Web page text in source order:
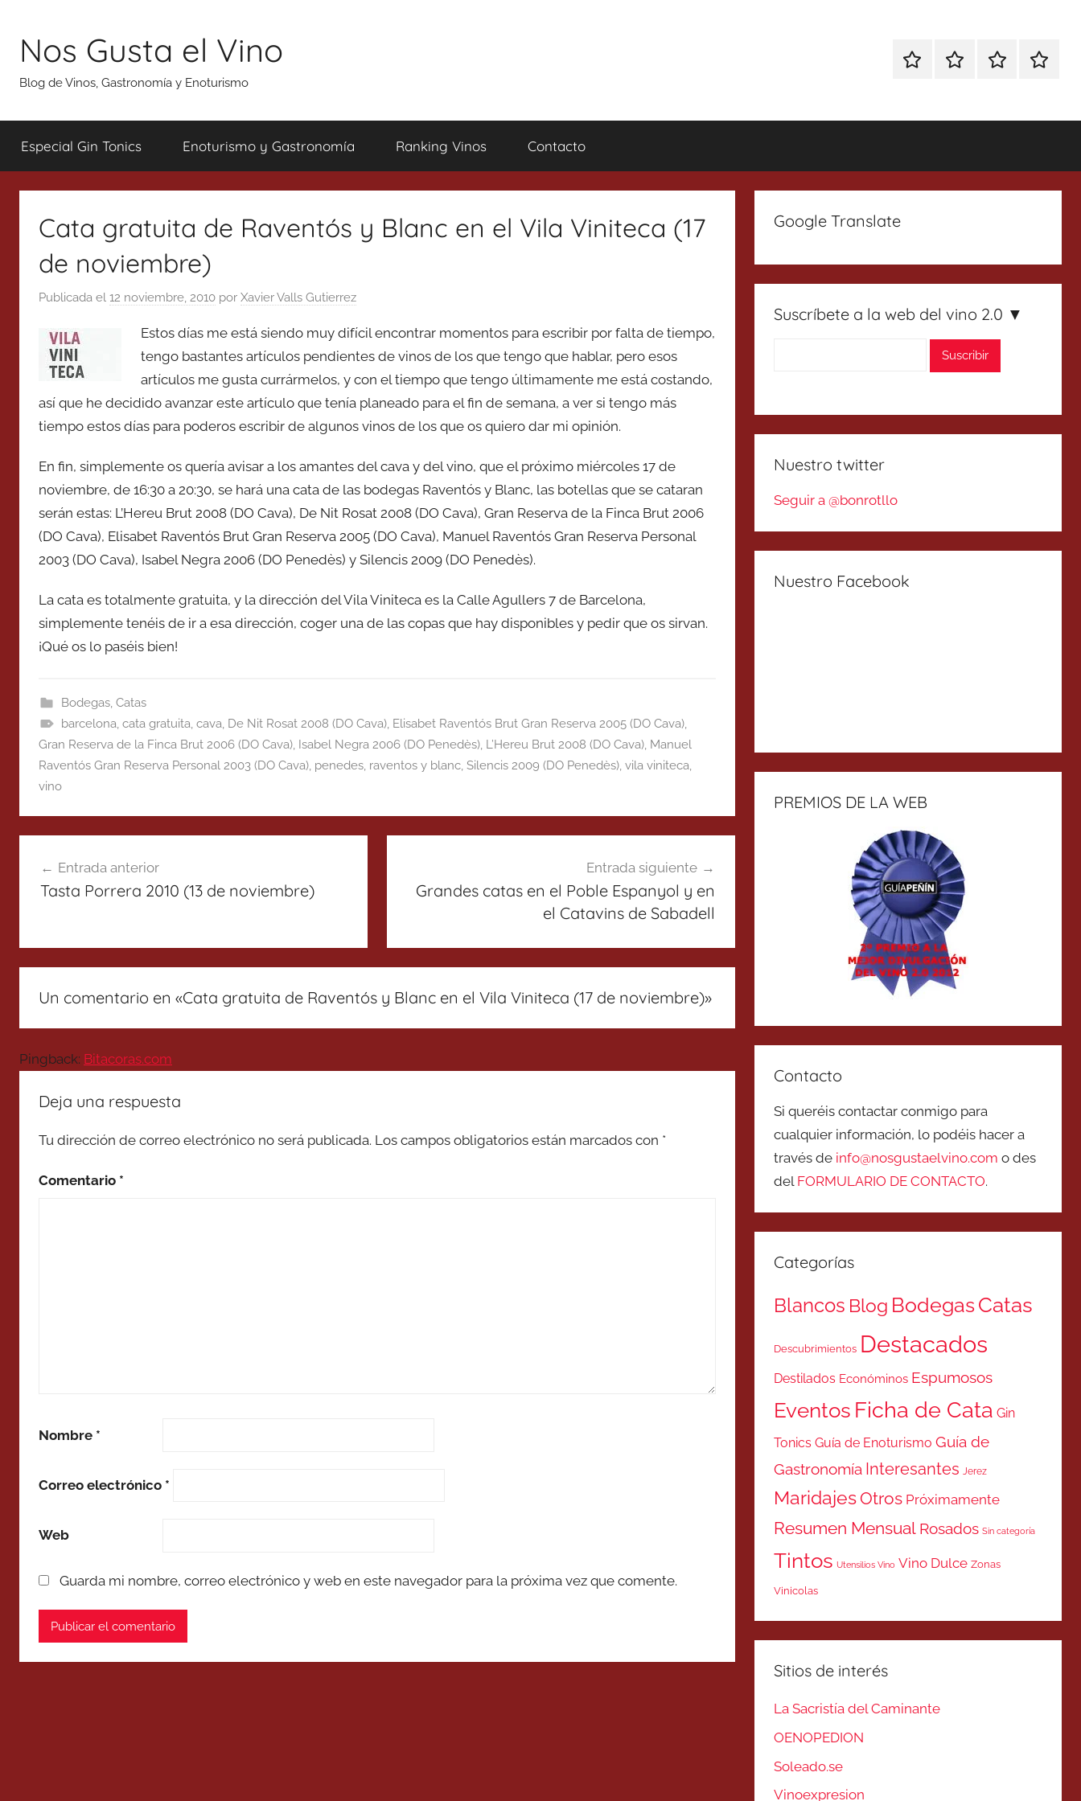
contenido
Nos Gusta el Vino
Blog de Vinos, Gastronomía y Enoturismo
EspecialEnoturismoRanking
Especial Gin Tonics Enoturismo y Gastronomía Ranking Vinos Contacto
Cata gratuita de Raventós y Blanc en el Vila Viniteca (17
de noviembre)
Publicada el 12 noviembre, 2010 por Xavier Valls Gutierrez
Estos días me está siendo muy difícil encontrar momentos para escribir por falta de tiempo,
tengo bastantes artículos pendientes de vinos de los que tengo que hablar, pero esos
artículos me gusta currármelos, y con el tiempo que tengo últimamente me está costando,
así que he decidido avanzar este artículo que tenía planeado para el fin de semana, a ver si tengo más
tiempo estos días para poderos escribir de algunos vinos de los que os quiero dar mi opinión.
En fin, simplemente os quería avisar a los amantes del cava y del vino, que el próximo miércoles 17 de
noviembre, de 16:30 a 20:30, se hará una cata de las bodegas Raventós y Blanc, las botellas que se cataran
serán estas: L’Hereu Brut 2008 (DO Cava), De Nit Rosat 2008 (DO Cava), Gran Reserva de la Finca Brut 2006
(DO Cava), Elisabet Raventós Brut Gran Reserva 2005 (DO Cava), Manuel Raventós Gran Reserva Personal
2003 (DO Cava), Isabel Negra 2006 (DO Penedès) y Silencis 2009 (DO Penedès).
La cata es totalmente gratuita, y la dirección del Vila Viniteca es la Calle Agullers 7 de Barcelona,
simplemente tenéis de ir a esa dirección, coger una de las copas que hay disponibles y pedir que os sirvan.
¡Qué os lo paséis bien!
Bodegas, Catas
barcelona, cata gratuita, cava, De Nit Rosat 2008 (DO Cava), Elisabet Raventós Brut Gran Reserva 2005 (DO Cava),
Gran Reserva de la Finca Brut 2006 (DO Cava), Isabel Negra 2006 (DO Penedès), L’Hereu Brut 2008 (DO Cava), Manuel
Raventós Gran Reserva Personal 2003 (DO Cava), penedes, raventos y blanc, Silencis 2009 (DO Penedès), vila viniteca,
vino
de
Entrada anterior
Tasta Porrera 2010 (13 de noviembre)
Entrada siguiente
Grandes catas en el Poble Espanyol y en
el Catavins de Sabadell
Un comentario en «Cata gratuita de Raventós y Blanc en el Vila Viniteca (17 de noviembre)»
Pingback: Bitacoras.com
Deja una respuesta
Tu dirección de correo electrónico no será publicada. Los campos obligatorios están marcados con *
Comentario *
Nombre *
Correo electrónico *
Web
Guarda mi nombre, correo electrónico y web en este navegador para la próxima vez que comente.
Google Translate
Suscríbete a la web del vino 2.0 ▼
Nuestro twitter
Seguir a @bonrotllo
Nuestro Facebook
PREMIOS DE LA WEB
Contacto
Si queréis contactar conmigo para
cualquier información, lo podéis hacer a
través de info@nosgustaelvino.com o des
del FORMULARIO DE CONTACTO.
Categorías
Blancos Blog BodegasCatas
Descubrimientos Destacados
Destilados Económinos Espumosos
Eventos Ficha de Cata Gin
Tonics Guía de Enoturismo Guía de
Gastronomía Interesantes Jerez
MaridajesOtros Próximamente
Resumen Mensual Rosados Sin categoría
Tintos Utensilios Vino Vino Dulce Zonas
Vinicolas
Sitios de interés
La Sacristía del Caminante
OENOPEDION
Soleado.se
Vinoexpresion